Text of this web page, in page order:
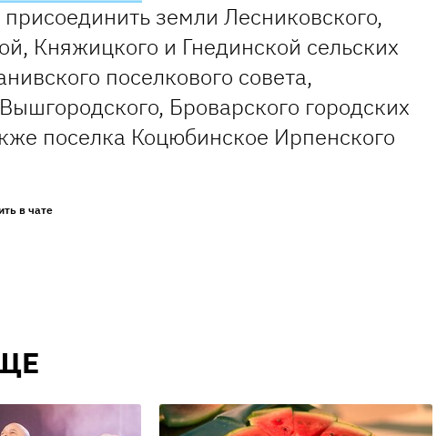
земли Лесниковского,
Княжицкого и Гнединской сельских
поселкового совета,
Броварского городских
поселка Коцюбинское Ирпенского
в чате